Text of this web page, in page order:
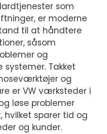
som
er moderne
til at håndtere
såsom
og
systemer. Takket
og
er VW værksteder i
løse problemer
sparer tid og
og kunder.